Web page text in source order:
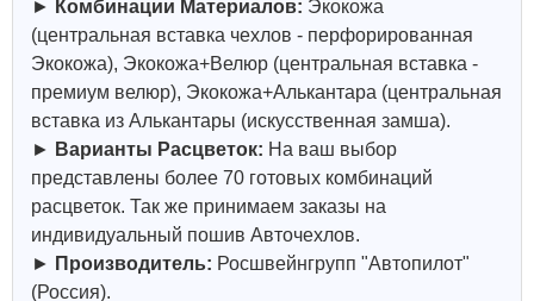
► Комбинации Материалов: Экокожа
(центральная вставка чехлов - перфорированная
Экокожа), Экокожа+Велюр (центральная вставка -
премиум велюр), Экокожа+Алькантара (центральная
вставка из Алькантары (искусственная замша).
► Варианты Расцветок: На ваш выбор
представлены более 70 готовых комбинаций
расцветок. Так же принимаем заказы на
индивидуальный пошив Авточехлов.
► Производитель: Росшвейнгрупп "Автопилот"
(Россия).